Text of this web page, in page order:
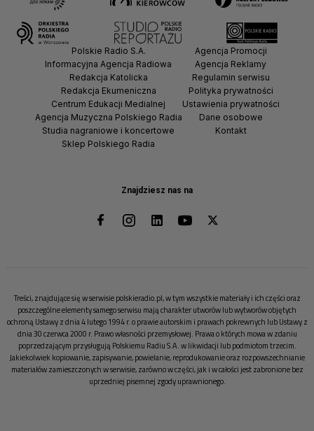
Znajdziesz nas na
Polskie Radio S.A.
Informacyjna Agencja Radiowa
Redakcja Katolicka
Redakcja Ekumeniczna
Centrum Edukacji Medialnej
Agencja Muzyczna Polskiego Radia
Studia nagraniowe i koncertowe
Sklep Polskiego Radia
Agencja Promocji
Agencja Reklamy
Regulamin serwisu
Polityka prywatności
Ustawienia prywatności
Dane osobowe
Kontakt
Treści, znajdujące się w serwisie polskieradio.pl, w tym wszystkie materiały i ich części oraz
poszczególne elementy samego serwisu mają charakter utworów lub wytworów objętych
ochroną Ustawy z dnia 4 lutego 1994 r. o prawie autorskim i prawach pokrewnych lub Ustawy z
dnia 30 czerwca 2000 r. Prawo własności przemysłowej. Prawa o których mowa w zdaniu
poprzedzającym przysługują Polskiemu Radiu S.A. w likwidacji lub podmiotom trzecim.
Jakiekolwiek kopiowanie, zapisywanie, powielanie, reprodukowanie oraz rozpowszechnianie
materiałów zamieszczonych w serwisie, zarówno w części, jak i w całości jest zabronione bez
uprzedniej pisemnej zgody uprawnionego.